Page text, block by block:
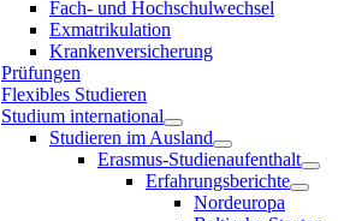
Fach- und Hochschulwechsel
Exmatrikulation
Krankenversicherung
Prüfungen
Flexibles Studieren
Studium international
Studieren im Ausland
Erasmus-Studienaufenthalt
Erfahrungsberichte
Nordeuropa